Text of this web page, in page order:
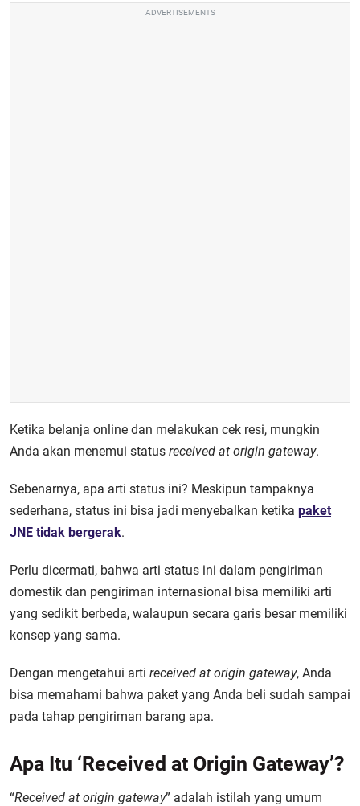
ADVERTISEMENTS
Ketika belanja online dan melakukan cek resi, mungkin
Anda akan menemui status received at origin gateway.
Sebenarnya, apa arti status ini? Meskipun tampaknya
sederhana, status ini bisa jadi menyebalkan ketika paket
JNE tidak bergerak.
Perlu dicermati, bahwa arti status ini dalam pengiriman
domestik dan pengiriman internasional bisa memiliki arti
yang sedikit berbeda, walaupun secara garis besar memiliki
konsep yang sama.
Dengan mengetahui arti received at origin gateway, Anda
bisa memahami bahwa paket yang Anda beli sudah sampai
pada tahap pengiriman barang apa.
Apa Itu ‘Received at Origin Gateway’?
“Received at origin gateway” adalah istilah yang umum